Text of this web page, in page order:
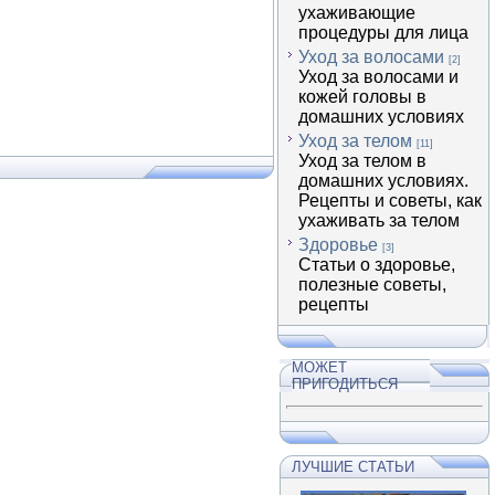
ухаживающие
процедуры для лица
Уход за волосами [2]
Уход за волосами и
кожей головы в
домашних условиях
Уход за телом [11]
Уход за телом в
домашних условиях.
Рецепты и советы, как
ухаживать за телом
Здоровье [3]
Статьи о здоровье,
полезные советы,
рецепты
МОЖЕТ
ПРИГОДИТЬСЯ
ЛУЧШИЕ СТАТЬИ